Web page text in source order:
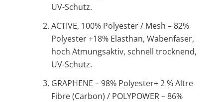
UV-Schutz.
ACTIVE, 100% Polyester / Mesh – 82%
Polyester +18% Elasthan, Wabenfaser,
hoch Atmungsaktiv, schnell trocknend,
UV-Schutz.
GRAPHENE – 98% Polyester+ 2 % Altre
Fibre (Carbon) / POLYPOWER – 86%